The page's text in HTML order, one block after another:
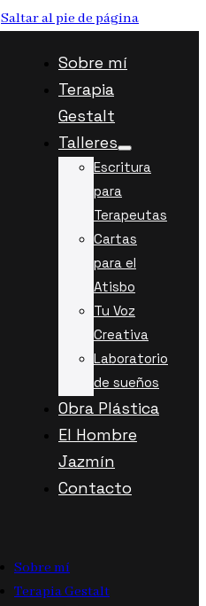
Saltar al pie de página
Sobre mí
Terapia
Gestalt
Talleres
Escritura
para
Terapeutas
Cartas
para el
Atisbo
Tu Voz
Creativa
Laboratorio
de sueños
Obra Plástica
El Hombre
Jazmín
Contacto
Sobre mí
Terapia Gestalt